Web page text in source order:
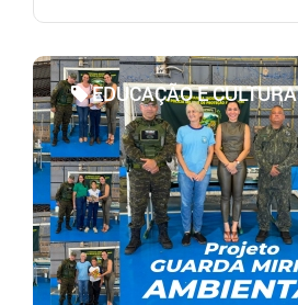
EDUCAÇÃO E CULTURA